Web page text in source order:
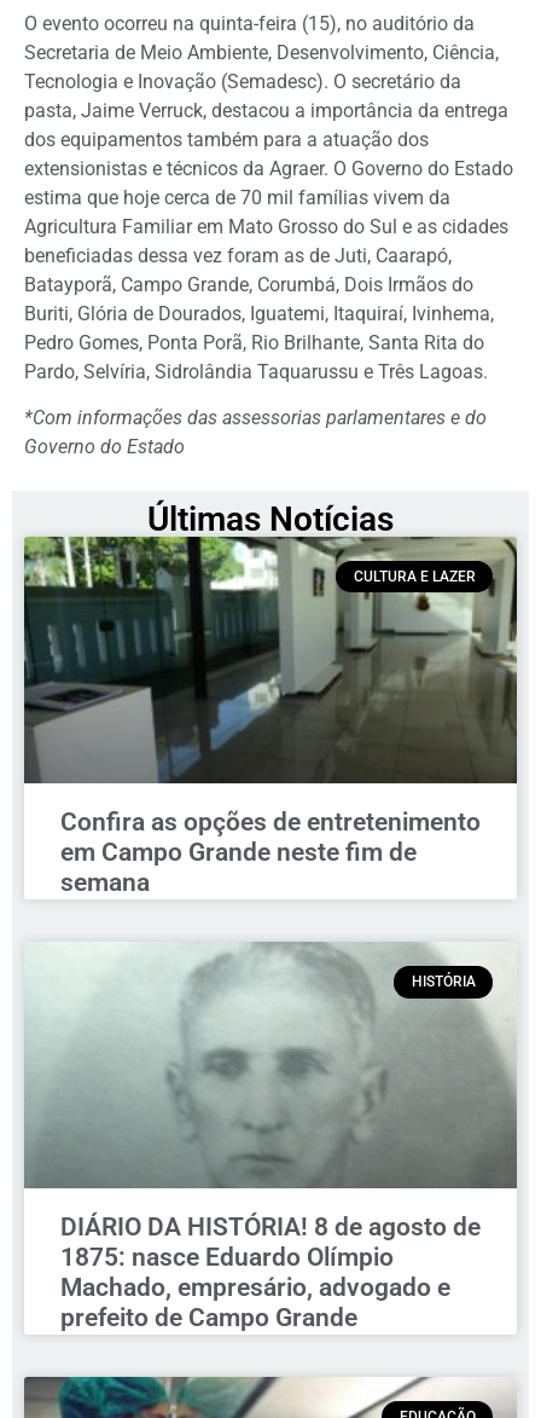
O evento ocorreu na quinta-feira (15), no auditório da
Secretaria de Meio Ambiente, Desenvolvimento, Ciência,
Tecnologia e Inovação (Semadesc). O secretário da
pasta, Jaime Verruck, destacou a importância da entrega
dos equipamentos também para a atuação dos
extensionistas e técnicos da Agraer. O Governo do Estado
estima que hoje cerca de 70 mil famílias vivem da
Agricultura Familiar em Mato Grosso do Sul e as cidades
beneficiadas dessa vez foram as de Juti, Caarapó,
Batayporã, Campo Grande, Corumbá, Dois Irmãos do
Buriti, Glória de Dourados, Iguatemi, Itaquiraí, Ivinhema,
Pedro Gomes, Ponta Porã, Rio Brilhante, Santa Rita do
Pardo, Selvíria, Sidrolândia Taquarussu e Três Lagoas.
*Com informações das assessorias parlamentares e do
Governo do Estado
Últimas Notícias
CULTURA E LAZER
Confira as opções de entretenimento
em Campo Grande neste fim de
semana
HISTÓRIA
DIÁRIO DA HISTÓRIA! 8 de agosto de
1875: nasce Eduardo Olímpio
Machado, empresário, advogado e
prefeito de Campo Grande